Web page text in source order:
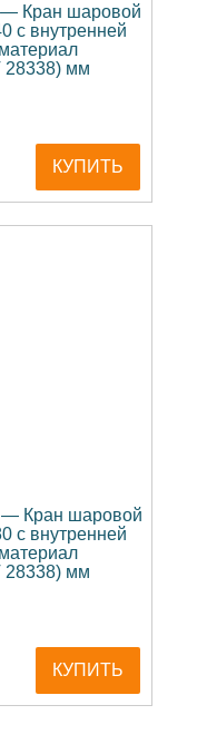
— Кран шаровой
с внутренней
28338) мм
КУПИТЬ
— Кран шаровой
с внутренней
28338) мм
КУПИТЬ